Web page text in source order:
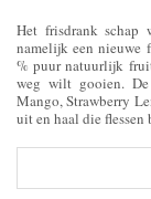
Het frisdrank schap
namelijk een nieuwe
% puur natuurlijk
weg wilt gooien.
Mango, Strawberry
uit en haal die flessen